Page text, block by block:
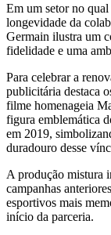
Em um setor no qual
longevidade da
Germain ilustra um
fidelidade e uma
Para celebrar a
publicitária destaca
filme homenageia
figura emblemática
em 2019,
duradouro desse
A produção mistura
campanhas
esportivos mais
início da parceria.